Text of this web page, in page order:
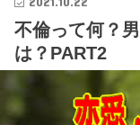
不倫って何？
は？PART2